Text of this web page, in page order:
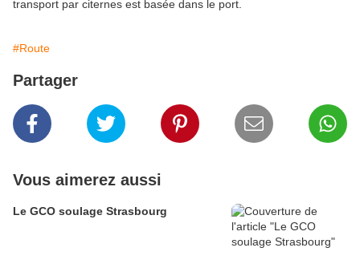
transport par citernes est basée dans le port.
#Route
Partager
Vous aimerez aussi
Le GCO soulage Strasbourg